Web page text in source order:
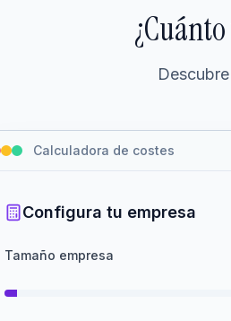
Calculadora de costes
Configura tu empresa
Tamaño empresa